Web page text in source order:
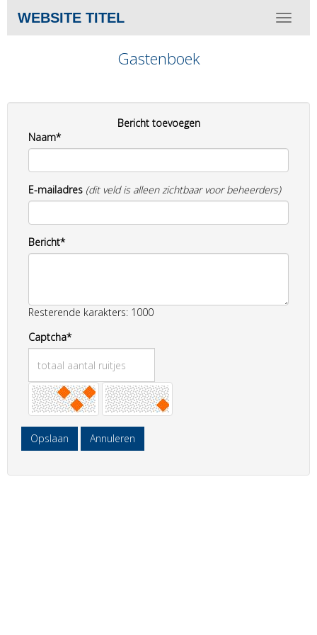
Toggle
WEBSITE TITEL
Gastenboek
Bericht toevoegen
Naam*
E-mailadres (dit veld is alleen zichtbaar voor beheerders)
Bericht*
Resterende karakters: 1000
Captcha*
Opslaan Annuleren